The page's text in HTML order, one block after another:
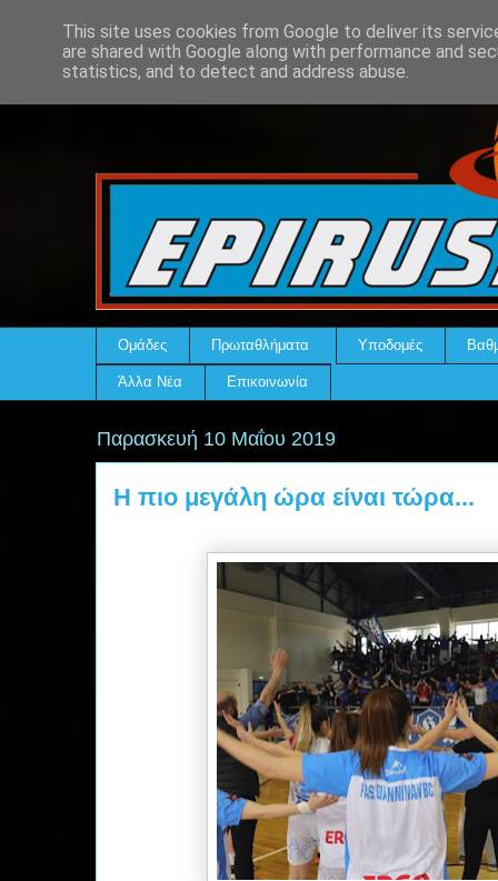
Ομάδες Πρωταθλήματα Υποδομές
Άλλα Νέα Επικοινωνία
Παρασκευή 10 Μαΐου 2019
Η πιο μεγάλη ώρα είναι τώρα...
This site uses cookies from Google to deliver its
are shared with Google along with performance and
statistics, and to detect and address abuse.